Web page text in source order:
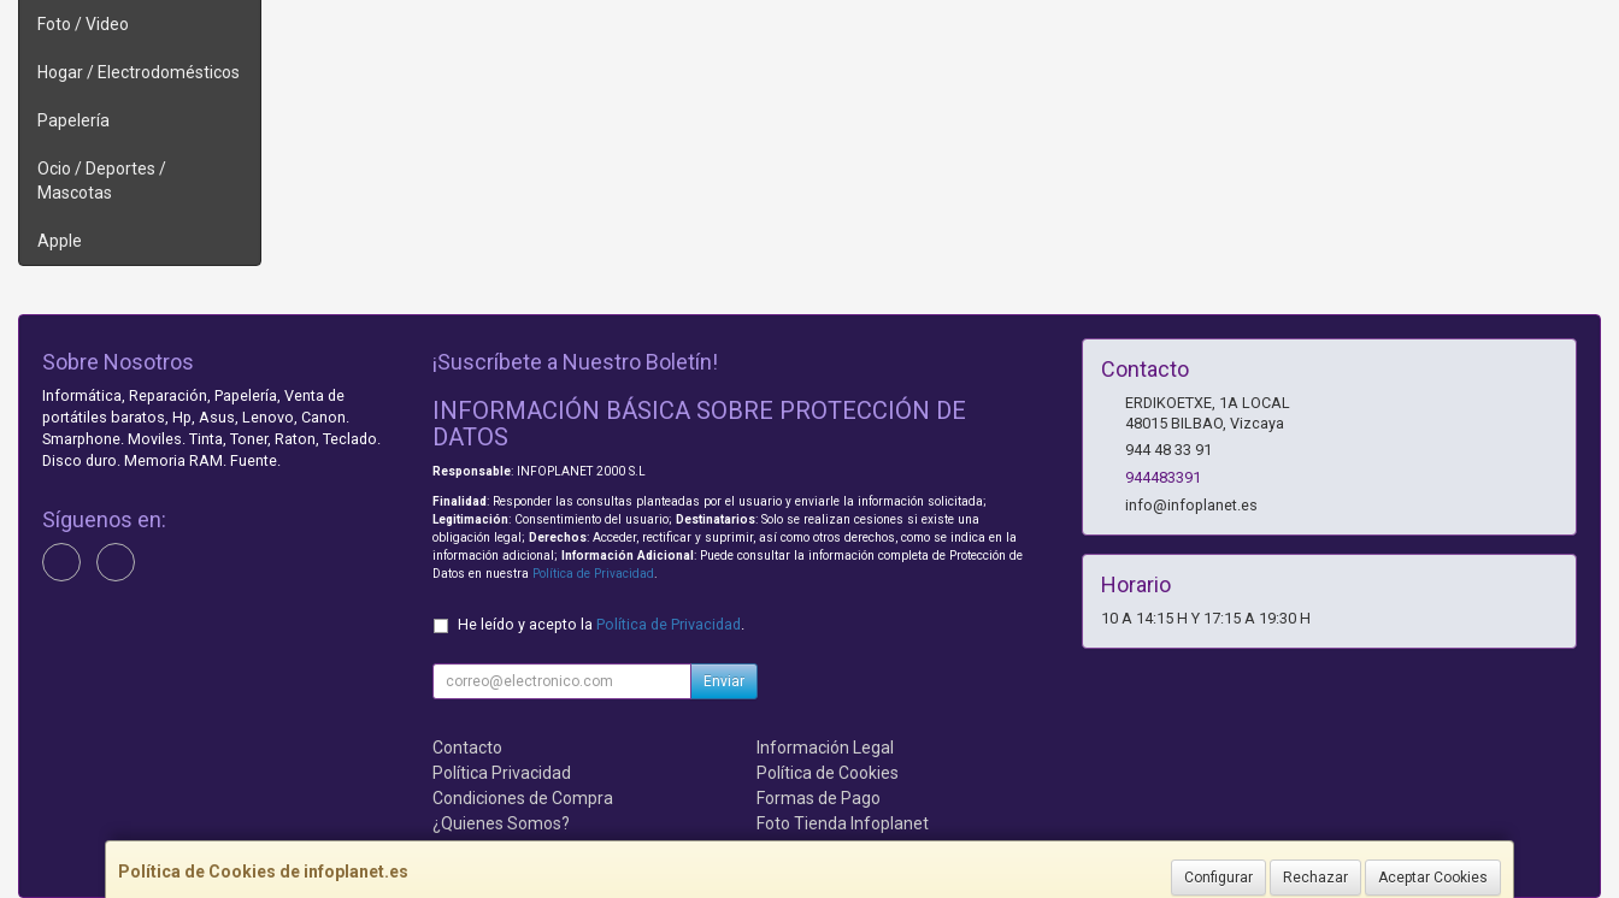
Foto / Video
Hogar / Electrodomésticos
Papelería
Ocio / Deportes /
Mascotas
Apple
Política de Cookies de infoplanet.es Configurar Rechazar Aceptar Cookies
Sobre Nosotros
Informática, Reparación, Papelería, Venta de
portátiles baratos, Hp, Asus, Lenovo, Canon.
Smarphone. Moviles. Tinta, Toner, Raton, Teclado.
Disco duro. Memoria RAM. Fuente.
Síguenos en:
¡Suscríbete a Nuestro Boletín!
INFORMACIÓN BÁSICA SOBRE PROTECCIÓN DE
DATOS
Responsable: INFOPLANET 2000 S.L
Finalidad: Responder las consultas planteadas por el usuario y enviarle la información solicitada;
Legitimación: Consentimiento del usuario; Destinatarios: Solo se realizan cesiones si existe una
obligación legal; Derechos: Acceder, rectificar y suprimir, así como otros derechos, como se indica en la
información adicional;
Información Adicional : Puede consultar la información completa de Protección de
Datos en nuestra Política de Privacidad
He leído y acepto la Política de Privacidad .
Enviar
Contacto
Información Legal
Política Privacidad
Política de Cookies
Condiciones de Compra
Formas de Pago
¿Quienes Somos?
Foto Tienda Infoplanet
Contacto
ERDIKOETXE, 1A LOCAL
48015 BILBAO, Vizcaya
944 48 33 91
944483391
info@infoplanet.es
Horario
10 A 14:15 H Y 17:15 A 19:30 H